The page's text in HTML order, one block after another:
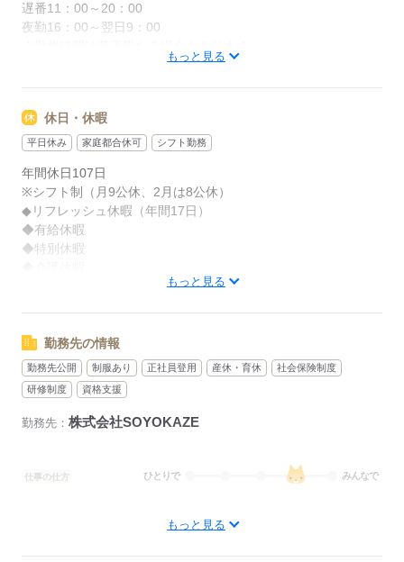
遅番11：00～20：00
夜勤16：00～翌日9：00
応募する
もっと見る
休日・休暇
平日休み 家庭都合休可 シフト勤務
年間休日107日
※シフト制（月9公休、2月は8公休）
◆リフレッシュ休暇（年間17日）
◆有給休暇
◆特別休暇
応募する
もっと見る
勤務先の情報
勤務先公開 制服あり 正社員登用 産休・育休
社会保険制度
研修制度
資格支援
勤務先： 株式会社SOYOKAZE
仕事の仕方 ひとりで みんなで
しずか
◆社会保険完備（雇用、労災、健康、厚生年金）
もっと見る